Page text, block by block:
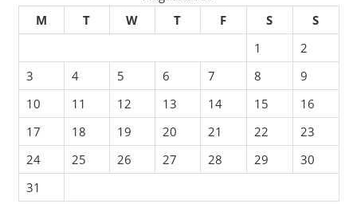
M
T W T F S
S
1
2
3
4 5 6 7 8
9
10
11 12 13 14 15
16
17
18 19 20 21 22
23
24
25 26 27 28 29
30
31